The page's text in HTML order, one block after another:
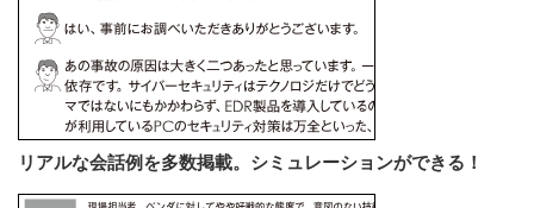
リアルな会話例を多数掲載。シミュレーションができる！